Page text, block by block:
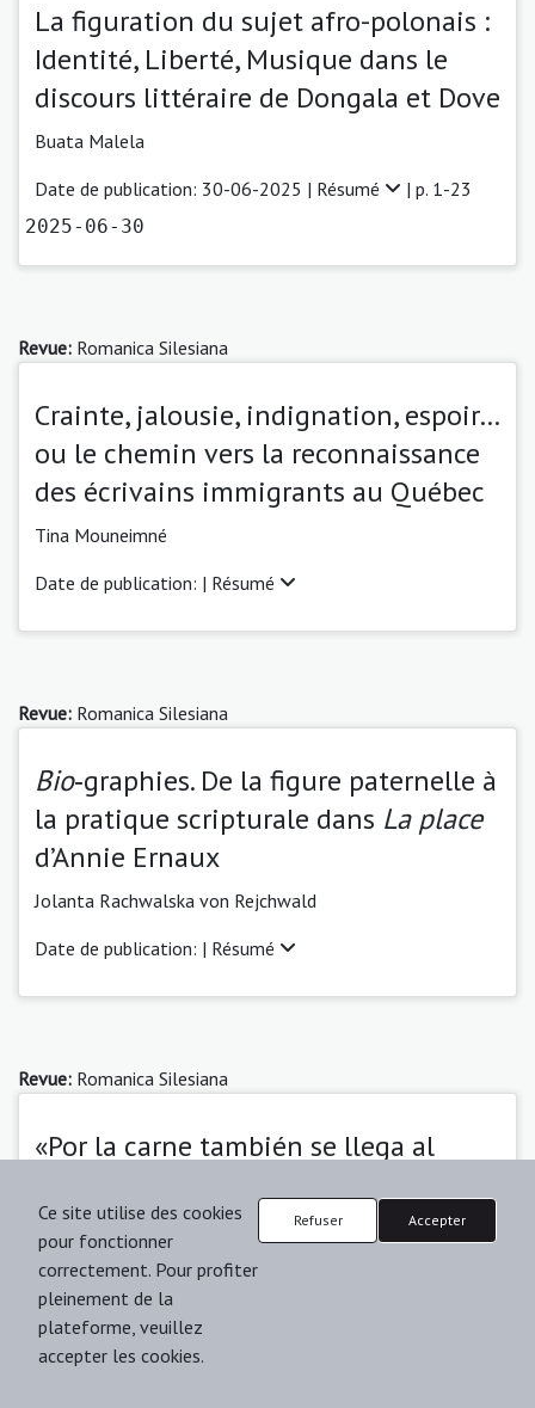
La figuration du sujet afro-polonais :
Identité, Liberté, Musique dans le
discours littéraire de Dongala et Dove
Buata Malela
Date de publication: 30-06-2025 | Résumé | p. 1-23
2025-06-30
Revue: Romanica Silesiana
Crainte, jalousie, indignation, espoir…
ou le chemin vers la reconnaissance
des écrivains immigrants au Québec
Tina Mouneimné
Date de publication: | Résumé
Revue: Romanica Silesiana
Bio‑graphies. De la figure paternelle à
la pratique scripturale dans La place
d’Annie Ernaux
Jolanta Rachwalska von Rejchwald
Date de publication: | Résumé
Revue: Romanica Silesiana
«Por la carne también se llega al
poesía mexicana erótico-amorosa
contemporánea
María Ema Llorente
Date de publication: 01-02-2021 |
Ce site utilise des cookies
pour fonctionner
correctement. Pour profiter
pleinement de la
plateforme, veuillez
accepter les cookies.
Refuser Accepter